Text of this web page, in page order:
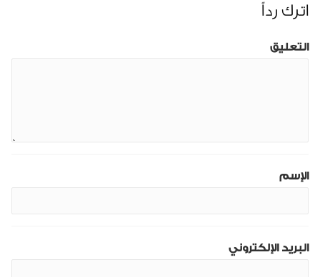
اترك رداً
التعليق
الإسم
البريد الإلكتروني